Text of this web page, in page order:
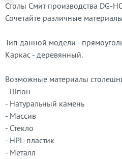
Столы Смит производства DG-
Сочетайте различные
Тип данной модели -
Каркас - деревянный.
Возможные материалы
- Шпон
- Натуральный камень
- Массив
- Стекло
- HPL-пластик
- Металл